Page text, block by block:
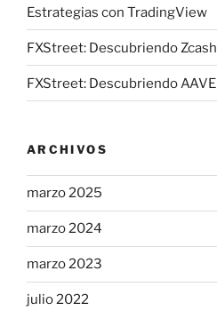
Estrategias con TradingView
FXStreet: Descubriendo Zcash
FXStreet: Descubriendo AAVE
ARCHIVOS
marzo 2025
marzo 2024
marzo 2023
julio 2022